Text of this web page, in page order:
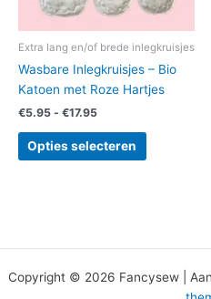
Extra lang en/of brede inlegkruisjes
Wasbare Inlegkruisjes – Bio
Katoen met Roze Hartjes
€5.95 - €17.95
Opties selecteren
kan
worden
op
de
Copyright © 2026 Fancysew |